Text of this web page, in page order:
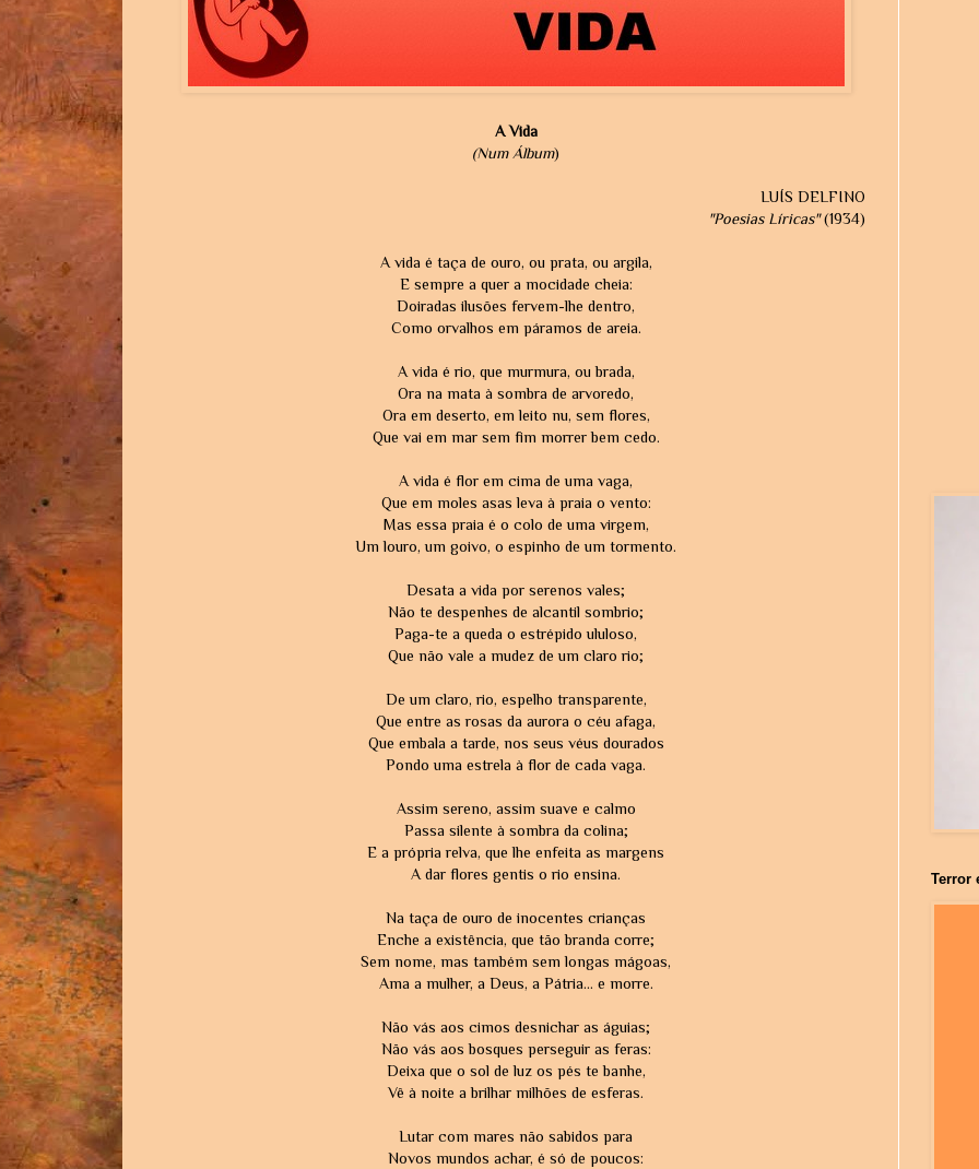
A Vida
(Num Álbum)
LUÍS DELFINO
"Poesias Líricas"(1934)
A vida é taça de ouro, ou prata, ou argila,
E sempre a quer a mocidade cheia:
Doiradas ilusões fervem-lhe dentro,
Como orvalhos em páramos de areia.
A vida é rio, que murmura, ou brada,
Ora na mata à sombra de arvoredo,
Ora em deserto, em leito nu, sem flores,
Que vai em mar sem fim morrer bem cedo.
A vida é flor em cima de uma vaga,
Que em moles asas leva à praia o vento:
Mas essa praia é o colo de uma virgem,
Um louro, um goivo, o espinho de um tormento.
Desata a vida por serenos vales;
Não te despenhes de alcantil sombrio;
Paga-te a queda o estrépido ululoso,
Que não vale a mudez de um claro rio;
De um claro, rio, espelho transparente,
Que entre as rosas da aurora o céu afaga,
Que embala a tarde, nos seus véus dourados
Pondo uma estrela à flor de cada vaga.
Assim sereno, assim suave e calmo
Passa silente à sombra da colina;
E a própria relva, que lhe enfeita as margens
A dar flores gentis o rio ensina.
Na taça de ouro de inocentes crianças
Enche a existência, que tão branda corre;
Sem nome, mas também sem longas mágoas,
Ama a mulher, a Deus, a Pátria... e morre.
Não vás aos cimos desnichar as águias;
Não vás aos bosques perseguir as feras:
Deixa que o sol de luz os pés te banhe,
Vê à noite a brilhar milhões de esferas.
Lutar com mares não sabidos para
Novos mundos achar, é só de poucos:
Terror